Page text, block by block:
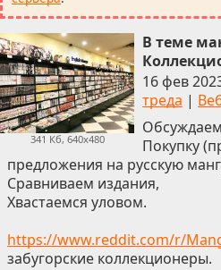
341 Кб, 640x480
В теме
16 фев
треда |
Покупку
предложения на русскую
Сравниваем издания,
Хвастаемся уловом.
https://www.reddit.com/r/
забугорские коллекционеры.